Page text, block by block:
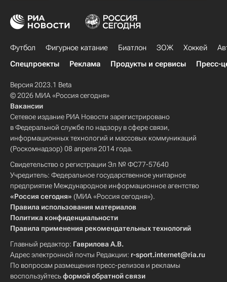
Футбол Фигурное катание Биатлон ЗОЖ Хоккей
Спецпроекты
Реклама Продукты и сервисы Пресс-
Версия 2023.1 Beta
© 2026 МИА «Россия сегодня»
Вакансии
Сетевое издание РИА Новости зарегистрировано
в Федеральной службе по надзору в сфере связи,
информационных технологий и массовых коммуникаций
(Роскомнадзор) 08 апреля 2014 года.
Свидетельство о регистрации Эл № ФС77-57640
Учредитель: Федеральное государственное унитарное
предприятие Международное информационное агентство
«Россия сегодня» (МИА «Россия сегодня»).
Правила использования материалов
Политика конфиденциальности
Правила применения рекомендательных технологий
Главный редактор: Гаврилова А.В.
Адрес электронной почты Редакции: r-sport.internet@ria.ru
По вопросам размещения пресс-релизов и рекламы
воспользуйтесьформой обратной связи